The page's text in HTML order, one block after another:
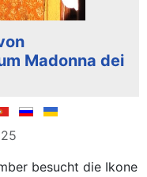
Madonna dei
besucht die Ikone